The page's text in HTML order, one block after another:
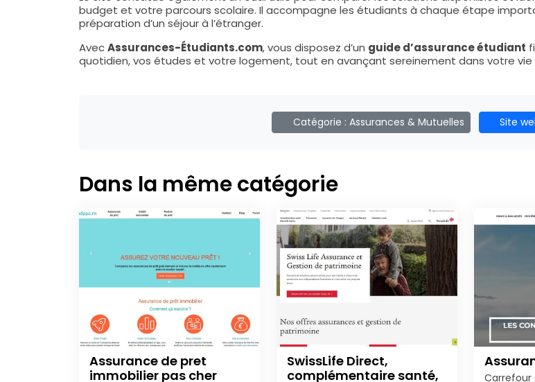
budget et votre parcours scolaire. Il accompagne les étudiants à chaque étape
préparation d’un séjour à l’étranger.
AvecAssurances-Étudiants.com, vous disposez d’un guide d’assurance étudiant
quotidien, vos études et votre logement, tout en avançant sereinement dans votre
Catégorie : Assurances & Mutuelles Site
Dans la même catégorie
Assurance de pret
immobilier pas cher
SwissLife Direct,
complémentaire santé,
Carrefour